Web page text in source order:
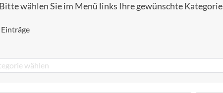
Bitte wählen Sie im Menü links Ihre gewünschte Kategorie
wählen